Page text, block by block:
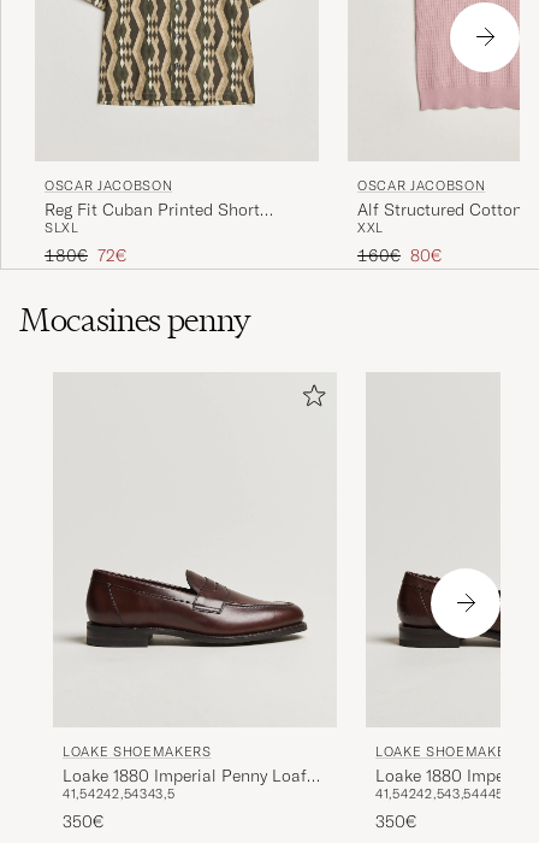
OSCAR JACOBSON
Reg Fit Cuban Printed Short
Sleeve Shirt Olive
SLXL
Precio ordinario
180€ Precio reducido
72€
OSCAR JACOBSON
Alf Structured Cotton
XXL
Precio ordinario
160€ Precio reducido
80€
Mocasines penny
LOAKE SHOEMAKERS
Loake 1880 Imperial Penny Loafer
Dark Brown
41,54242,54343,5
350€
LOAKE SHOEMAKERS
Loake 1880 Imperial
Penny Loafer Dark
41,54242,543,54445
350€